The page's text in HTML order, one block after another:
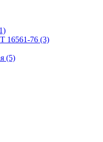
16561-76 (3)
(5)